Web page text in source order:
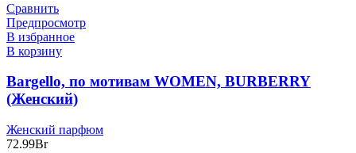
Сравнить
Предпросмотр
В избранное
В корзину
Bargello, по мотивам WOMEN, BURBERRY
(Женский)
Женский парфюм
72.99Br